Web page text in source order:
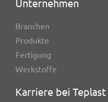
Unter­neh­men
Bran­chen
Produkte
Ferti­gung
Werk­stoffe
Karriere bei Teplast